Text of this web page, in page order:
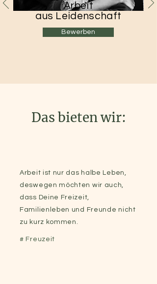
Arbeit
aus Leidenschaft
Bewerben
Das bieten wir:
Arbeit ist nur das halbe Leben,
deswegen möchten wir auch,
dass Deine Freizeit,
Familienleben und Freunde nicht
zu kurz kommen.
# Freuzeit